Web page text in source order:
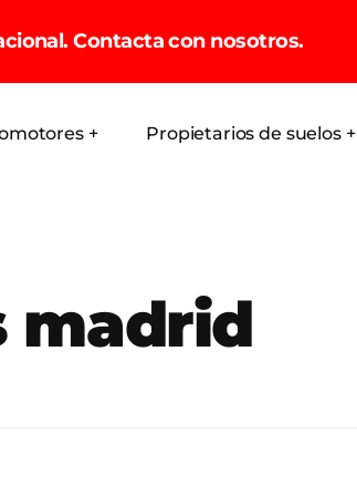
Contacta con nosotros.
+ Propietarios de suelos +
madrid